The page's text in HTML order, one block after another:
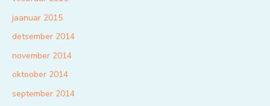
jaanuar 2015
detsember 2014
november 2014
oktoober 2014
september 2014